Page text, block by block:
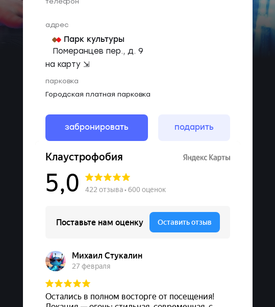
адрес
Парк культуры
Померанцев пер., д. 9
на карту ⇲
парковка
Городская платная парковка
забронировать подарить